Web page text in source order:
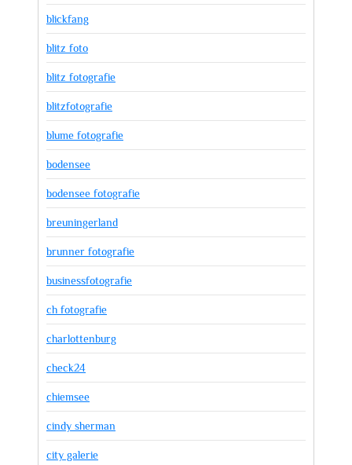
blickfang
blitz foto
blitz fotografie
blitzfotografie
blume fotografie
bodensee
bodensee fotografie
breuningerland
brunner fotografie
businessfotografie
ch fotografie
charlottenburg
check24
chiemsee
cindy sherman
city galerie